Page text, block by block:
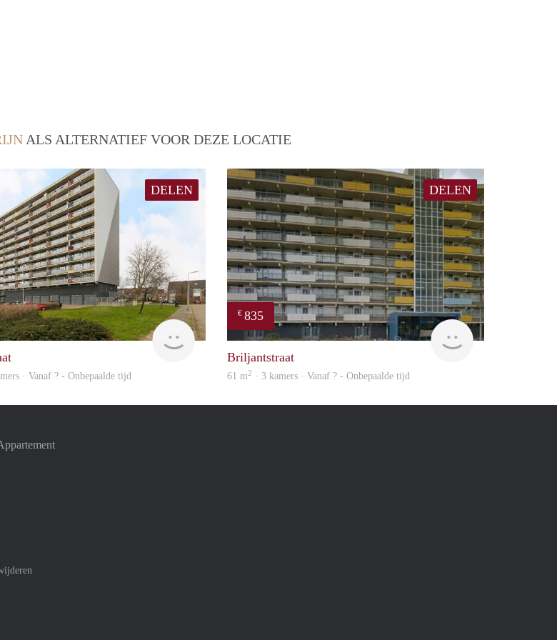
ALS ALTERNATIEF VOOR DEZE LOCATIE
DELEN
Woning
· Vanaf ? - Onbepaalde tijd
DELEN
€ 835
rent
Briljantstraat
61 m2 · 3 kamers · Vanaf ? - Onbepaalde tijd
Meastro